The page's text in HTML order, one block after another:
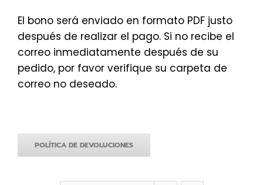
El bono será enviado en formato PDF justo
después de realizar el pago. Si no recibe el
correo inmediatamente después de su
pedido, por favor verifique su carpeta de
correo no deseado.
POLÍTICA DE DEVOLUCIONES